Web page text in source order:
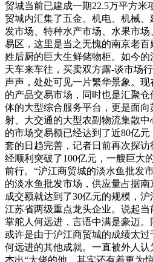
贸城当前已建成一期22.5万平方米
贸城内汇集了五金、机电、机械
发市场、特种水产市场、水果市
易区，这里是当之无愧的南京老
姓后厨的巨大生鲜储物柜。如今
天车来车往，买卖双方露-谈市场
声声，处处可见一片繁华景象。
的产品交易市场，同时也是汇聚
体的大型综合服务平台，更是面
射、大交通的大型农副物流集散
的市场交易额已经达到了近80亿
套的日趋完善，记者日前再次探
经顺利突破了100亿元，一艘巨大
前行。“沪江商贸城的淡水鱼批发
的淡水鱼批发市场，供应量占据
成交额就达到了30亿元的规模，
江苏省两级重点龙头企业。说起
掌舵人何远进，言语中满是豪迈。
或许是由于沪江商贸城的成绩太
何远进的其他成就。一直被外人